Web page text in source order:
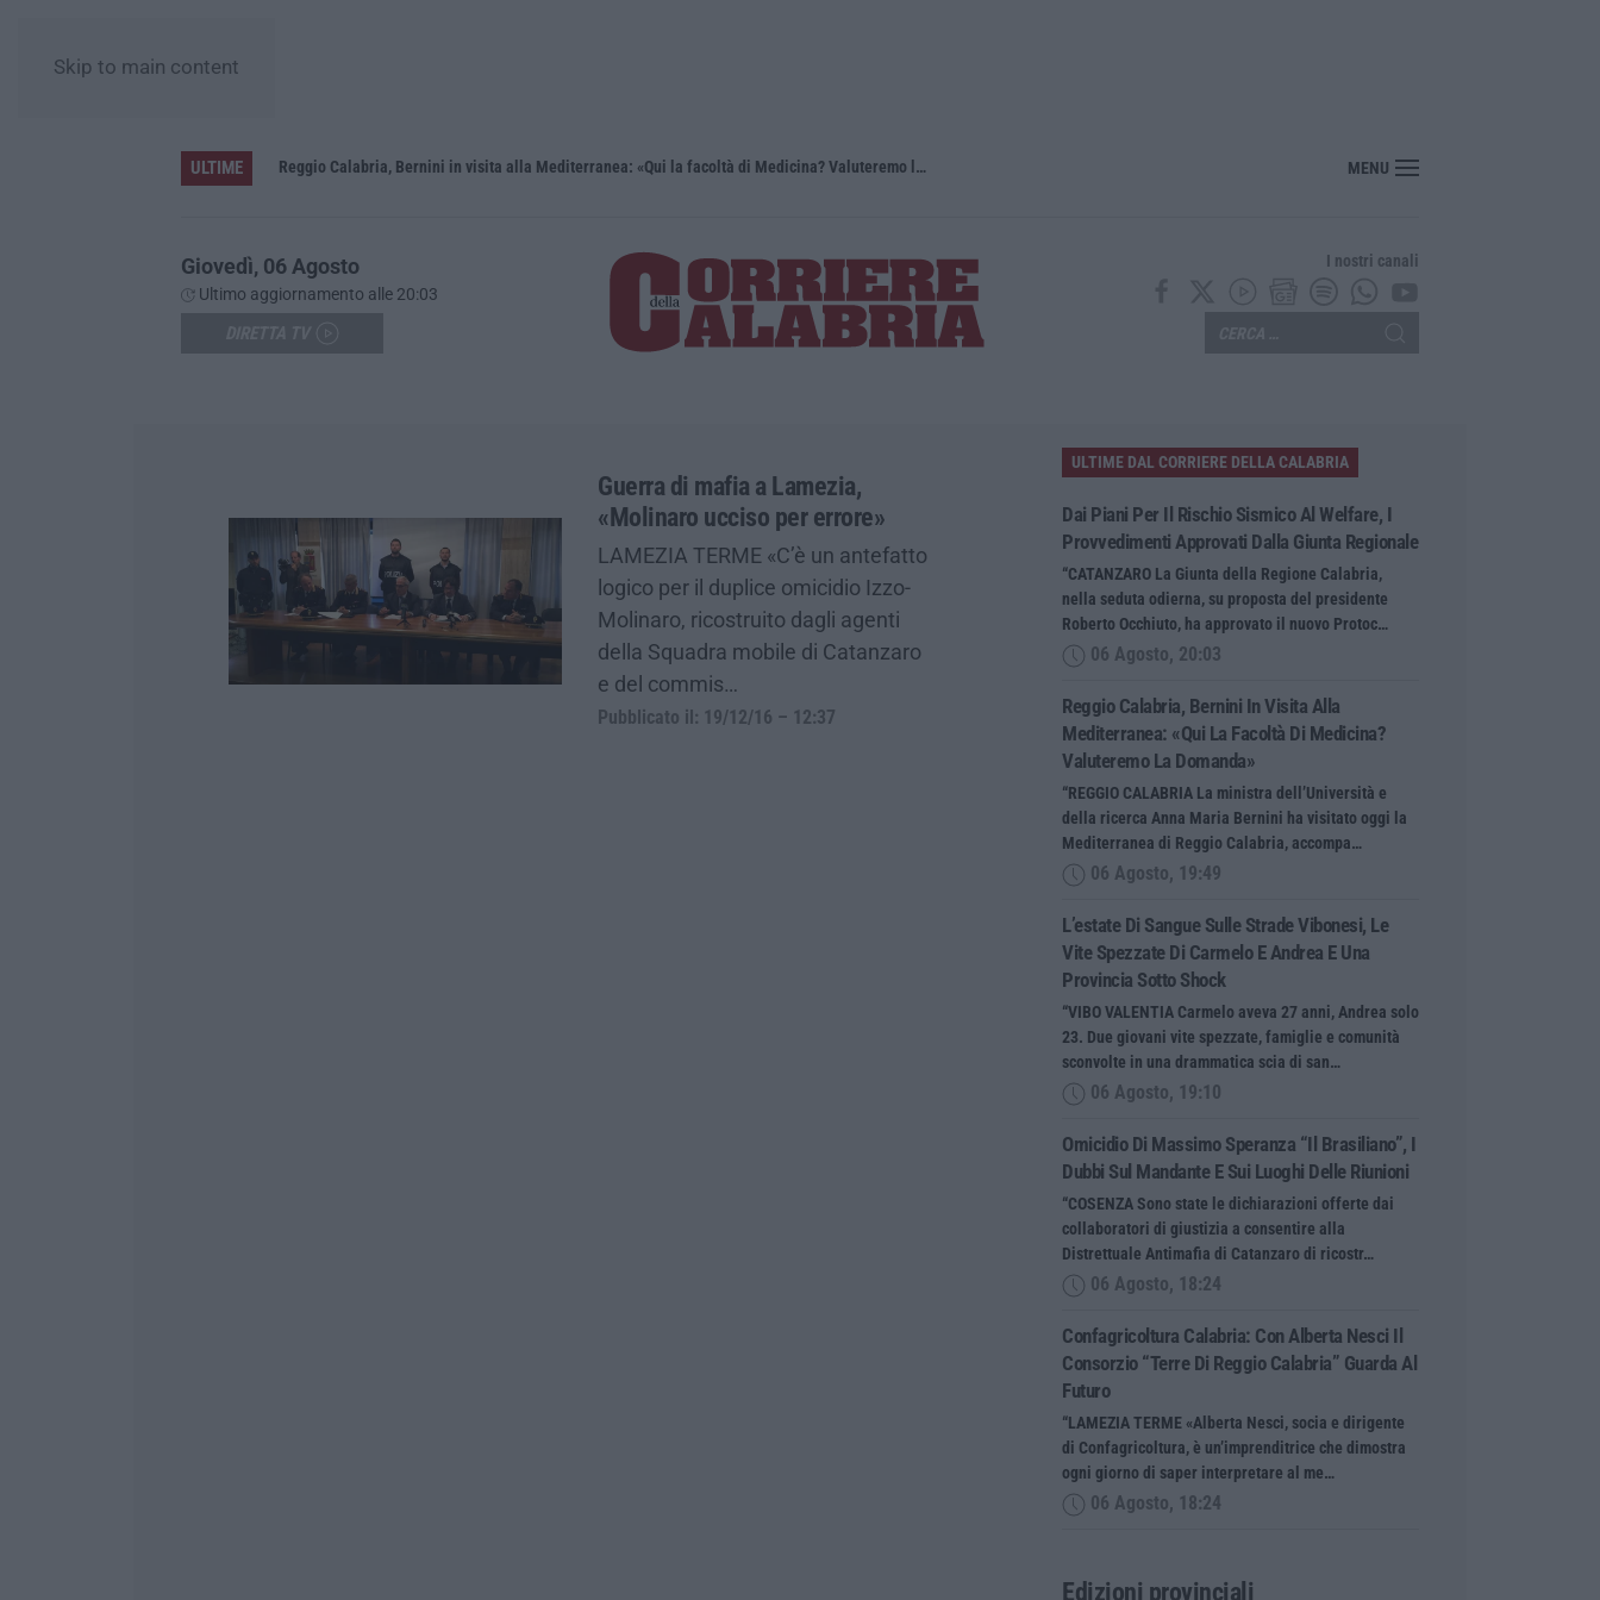
Skip to main content
ULTIME Reggio Calabria, Bernini in visita alla Mediterranea: «Qui la facoltà di Medicina? Valuteremo la domanda» MENU
Giovedì, 06 Agosto
Ultimo aggiornamento alle 20:03
I nostri canali
Guerra di mafia a Lamezia,
«Molinaro ucciso per errore»
LAMEZIA TERME «C’è un antefatto
logico per il duplice omicidio Izzo-
Molinaro, ricostruito dagli agenti
della Squadra mobile di Catanzaro
e del commis…
Pubblicato il: 19/12/16 – 12:37
ULTIME DAL CORRIERE DELLA CALABRIA
Dai Piani Per Il Rischio Sismico Al Welfare, I
Provvedimenti Approvati Dalla Giunta Regionale
“CATANZARO La Giunta della Regione Calabria,
nella seduta odierna, su proposta del presidente
Roberto Occhiuto, ha approvato il nuovo Protoc…
06 Agosto, 20:03
Reggio Calabria, Bernini In Visita Alla
Mediterranea: «Qui La Facoltà Di Medicina?
Valuteremo La Domanda»
“REGGIO CALABRIA La ministra dell’Università e
della ricerca Anna Maria Bernini ha visitato oggi la
Mediterranea di Reggio Calabria, accompa…
06 Agosto, 19:49
L’estate Di Sangue Sulle Strade Vibonesi, Le
Vite Spezzate Di Carmelo E Andrea E Una
Provincia Sotto Shock
“VIBO VALENTIA Carmelo aveva 27 anni, Andrea solo
23. Due giovani vite spezzate, famiglie e comunità
sconvolte in una drammatica scia di san…
06 Agosto, 19:10
Omicidio Di Massimo Speranza “il Brasiliano”, I
Dubbi Sul Mandante E Sui Luoghi Delle Riunioni
“COSENZA Sono state le dichiarazioni offerte dai
collaboratori di giustizia a consentire alla
Distrettuale Antimafia di Catanzaro di ricostr…
06 Agosto, 18:24
Confagricoltura Calabria: Con Alberta Nesci Il
Consorzio “Terre Di Reggio Calabria” Guarda Al
Futuro
“LAMEZIA TERME «Alberta Nesci, socia e dirigente
di Confagricoltura, è un’imprenditrice che dimostra
ogni giorno di saper interpretare al me…
06 Agosto, 18:24
Edizioni provinciali